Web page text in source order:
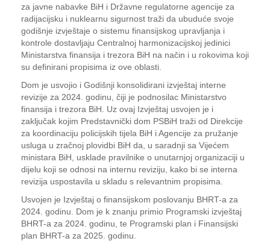
za javne nabavke BiH i Državne regulatorne agencije za
radijacijsku i nuklearnu sigurnost traži da ubuduće svoje
godišnje izvještaje o sistemu finansijskog upravljanja i
kontrole dostavljaju Centralnoj harmonizacijskoj jedinici
Ministarstva finansija i trezora BiH na način i u rokovima koji
su definirani propisima iz ove oblasti.
Dom je usvojio i Godišnji konsolidirani izvještaj interne
revizije za 2024. godinu, čiji je podnosilac Ministarstvo
finansija i trezora BiH. Uz ovaj Izvještaj usvojen je i
zaključak kojim Predstavnički dom PSBiH traži od Direkcije
za koordinaciju policijskih tijela BiH i Agencije za pružanje
usluga u zračnoj plovidbi BiH da, u saradnji sa Vijećem
ministara BiH, usklade pravilnike o unutarnjoj organizaciji u
dijelu koji se odnosi na internu reviziju, kako bi se interna
revizija uspostavila u skladu s relevantnim propisima.
Usvojen je Izvještaj o finansijskom poslovanju BHRT-a za
2024. godinu. Dom je k znanju primio Programski izvještaj
BHRT-a za 2024. godinu, te Programski plan i Finansijski
plan BHRT-a za 2025. godinu.